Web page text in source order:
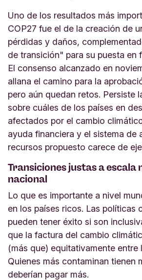
Uno de los resultados más
COP27 fue el de la creación de
pérdidas y daños,
de transición" para su puesta en
El consenso alcanzado en
allana el camino para la
pero aún quedan retos. Persiste
sobre cuáles de los países en
afectados por el cambio
ayuda financiera y el sistema de
recursos propuesto carece de
Transiciones justas a escala
nacional
Lo que es importante a nivel
en los países ricos. Las políticas
pueden tener éxito si son
que la factura del cambio
(más que) equitativamente entre
Quienes más contaminan tienen
deberían pagar más.